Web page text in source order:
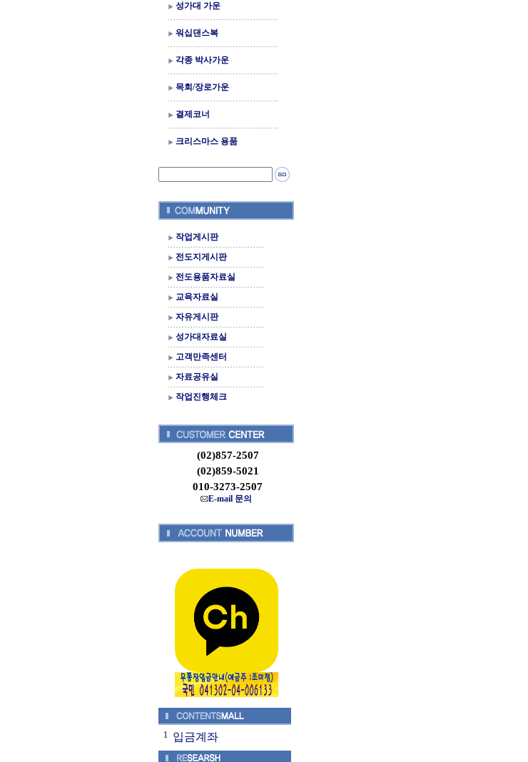
성가대 가운
워십댄스복
각종 박사가운
목회/장로가운
결제코너
크리스마스 용품
작업게시판
전도지게시판
전도용품자료실
교육자료실
자유게시판
성가대자료실
고객만족센터
자료공유실
작업진행체크
(02)857-2507
(02)859-5021
010-3273-2507
E-mail 문의
1 입금계좌